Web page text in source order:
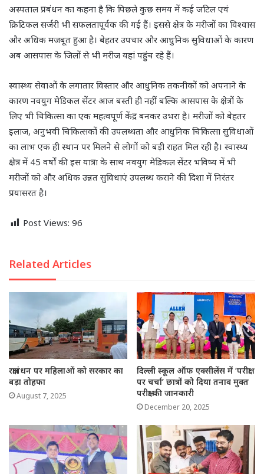
अस्पताल प्रबंधन का कहना है कि पिछले कुछ समय में कई जटिल एवं
क्रिटिकल सर्जरी भी सफलतापूर्वक की गई हैं। इससे क्षेत्र के मरीजों का विश्वास
और अधिक मजबूत हुआ है। बेहतर उपचार और आधुनिक सुविधाओं के कारण
अब आसपास के जिलों से भी मरीज यहां पहुंच रहे हैं।
स्वास्थ्य सेवाओं के लगातार विस्तार और आधुनिक तकनीकों को अपनाने के
कारण नवयुग मेडिकल सेंटर आज बस्ती ही नहीं बल्कि आसपास के क्षेत्रों के
लिए भी चिकित्सा का एक महत्वपूर्ण केंद्र बनकर उभरा है। मरीजों को बेहतर
इलाज, अनुभवी चिकित्सकों की उपलब्धता और आधुनिक चिकित्सा सुविधाओं
का लाभ एक ही स्थान पर मिलने से लोगों को बड़ी राहत मिल रही है। स्वास्थ्य
क्षेत्र में 45 वर्षों की इस यात्रा के साथ नवयुग मेडिकल सेंटर भविष्य में भी
मरीजों को और अधिक उन्नत सुविधाएं उपलब्ध कराने की दिशा में निरंतर
प्रयासरत है।
Post Views: 96
Related Articles
रक्षाबंधन पर महिलाओं को सरकार का
बड़ा तोहफा
August 7, 2025
दिल्ली स्कूल ऑफ एक्सीलेंस में ‘परीक्षा
पर चर्चा’ छात्रों को दिया तनाव मुक्त
परीक्षा की जानकारी
December 20, 2025